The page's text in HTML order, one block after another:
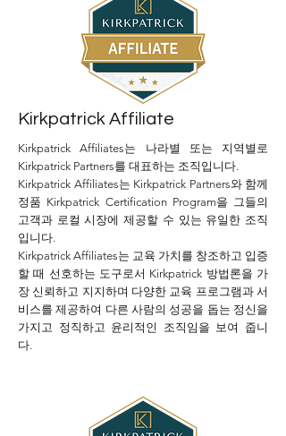
Kirkpatrick Affiliate
Kirkpatrick Affiliates는 나라별 또는 지역별로
Kirkpatrick Partners를 대표하는 조직입니다.
Kirkpatrick Affiliates는 Kirkpatrick Partners와 함께
정품 Kirkpatrick Certification Program을 그들의
고객과 로컬 시장에 제공할 수 있는 유일한 조직
입 니다.
Kirkpatrick Affiliates는 교육 가치를 창조하고 입증
할 때 선호하는 도구로서 Kirkpatrick 방법론을 가
장 신뢰하고 지지하며 다양한 교육 프로그램과 서
비스를 제공하여 다른 사람의 성공을 돕는 정신을
가지고 정직하고 윤리적인 조직임을 보여 줍니
다.